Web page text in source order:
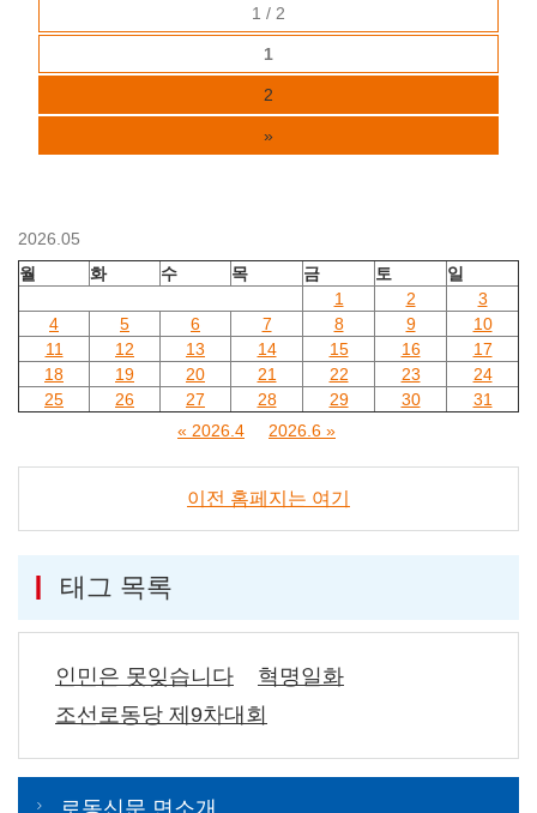
1 / 2
1
2
»
2026.05
월
화 수 목 금 토
일
1
2
3
4
5 6 7 8 9
10
11
12 13 14 15 16
17
18
19 20 21 22 23
24
25
26 27 28 29 30
31
« 2026.4
2026.6 »
이전 홈페지는 여기
태그 목록
인민은 못잊습니다
혁명일화
조선로동당 제9차대회
로동신문 면소개